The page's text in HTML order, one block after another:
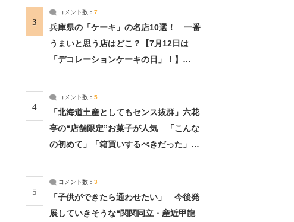
3
コメント数： 7
兵庫県の「ケーキ」の名店10選！ 一番
うまいと思う店はどこ？【7月12日は
「デコレーションケーキの日」！】
4
コメント数： 5
「北海道土産としてもセンス抜群」六花
亭の“店舗限定”お菓子が人気 「こんな
の初めて」「箱買いするべきだった」
5
コメント数： 3
「子供ができたら通わせたい」 今後発
展していきそうな“関関同立・産近甲龍